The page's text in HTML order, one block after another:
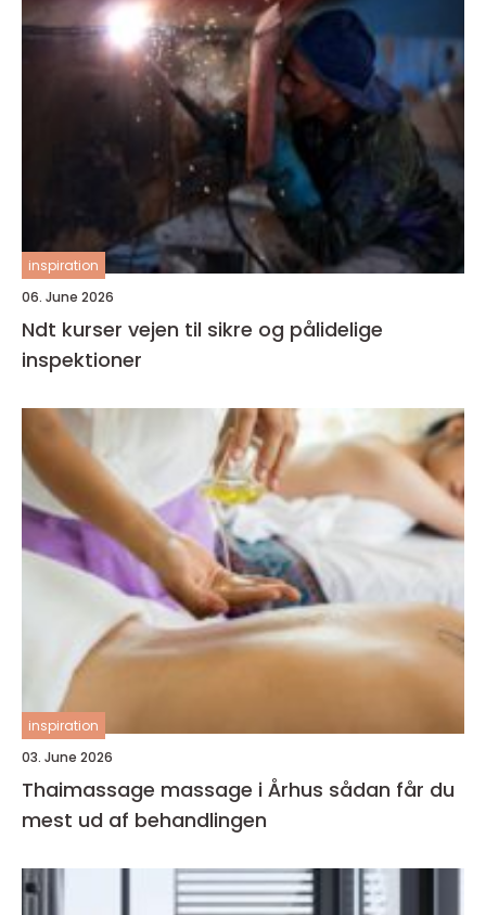
inspiration
06. June 2026
Ndt kurser vejen til sikre og pålidelige
inspektioner
inspiration
03. June 2026
Thaimassage massage i Århus sådan får du
mest ud af behandlingen